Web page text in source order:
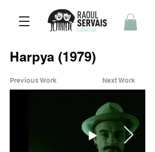
Harpya (1979)
Previous Work Next Work